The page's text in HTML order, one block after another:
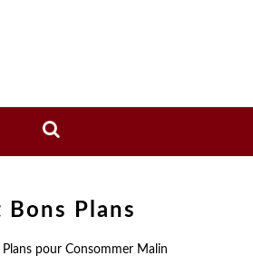
Bons Plans